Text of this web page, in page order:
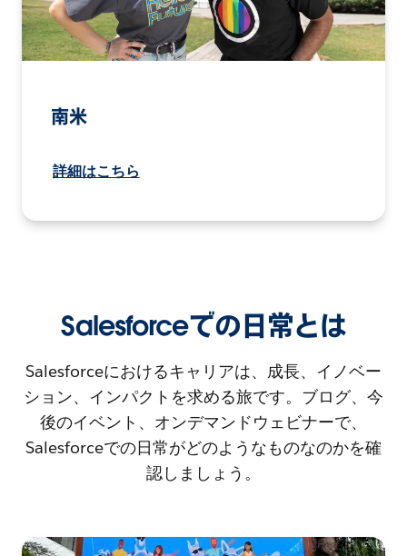
南米
詳細はこちら
Salesforceでの日常とは
Salesforceにおけるキャリアは、成長、イノベー
ション、インパクトを求める旅です。ブログ、今
後のイベント、オンデマンドウェビナーで、
Salesforceでの日常がどのようなものなのかを確
認しましょう。